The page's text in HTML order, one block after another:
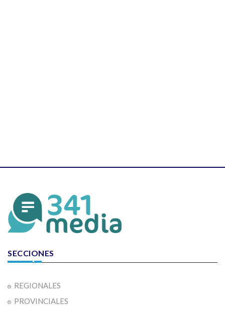
SECCIONES
REGIONALES
PROVINCIALES